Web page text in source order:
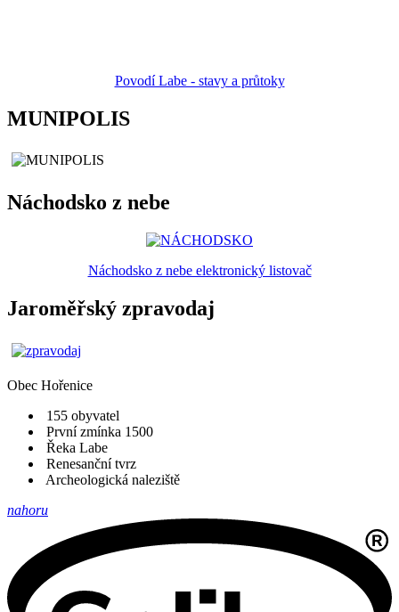
Povodí Labe - stavy a průtoky
MUNIPOLIS
Náchodsko z nebe
Náchodsko z nebe elektronický listovač
Jaroměřský zpravodaj
Obec Hořenice
155 obyvatel
První zmínka 1500
Řeka Labe
Renesanční tvrz
Archeologická naleziště
nahoru